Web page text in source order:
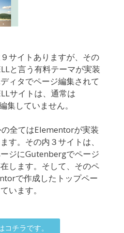
サイトありますが、その
と言う有料テーマが実装
ィタでページ編集されて
サイトは、通常は
集していません。
全てはElementorが実装
す。その内３サイトは、
ジにGutenbergでページ
します。そして、そのペ
で作成したトップペー
います。
コチラです。